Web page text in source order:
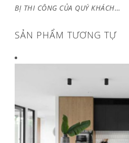
BỊ THI CÔNG CỦA QUÝ KHÁCH…
SẢN PHẨM TƯƠNG TỰ